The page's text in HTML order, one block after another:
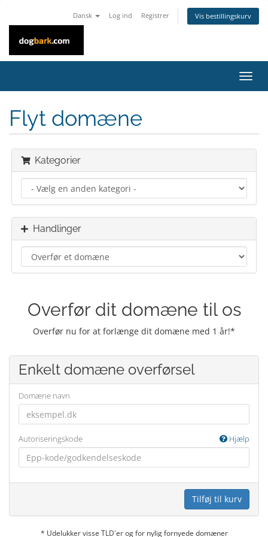
Dansk Log ind Registrer Vis bestillingskurv
Skift
Flyt domæne
Kategorier
Handlinger
Overfør dit domæne til os
Overfør nu for at forlænge dit domæne med 1 år!*
Enkelt domæne overførsel
Domæne navn
Autoriseringskode Hjælp
Tilføj til kurv
* Udelukker visse TLD'er og for nylig fornyede domæner